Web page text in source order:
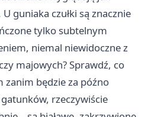
guniaka czułki są znacznie
tylko subtelnym
niemal niewidoczne z
majowych? Sprawdź, co
będzie za późno
rzeczywiście